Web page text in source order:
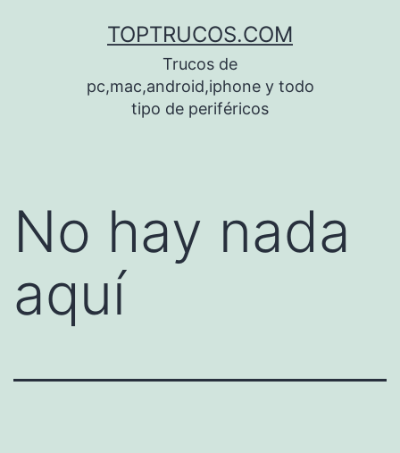
TOPTRUCOS.COM
Trucos de
pc,mac,android,iphone y todo
tipo de periféricos
No hay nada
aquí